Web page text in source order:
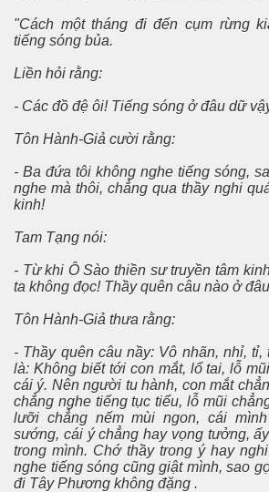
"Cách một tháng đi đến cụm rừng
tiếng sóng bủa.
Liền hỏi rằng:
- Các đồ đệ ôi! Tiếng sóng ở đâu dữ
Tôn Hành-Giả cười rằng:
- Ba đứa tôi không nghe tiếng sóng,
nghe mà thôi, chẳng qua thầy nghi
kinh!
Tam Tạng nói:
- Từ khi Ô Sào thiền sư truyền tâm
ta không đọc! Thầy quên câu nào ở
Tôn Hành-Giả thưa rằng:
- Thầy quên câu nầy: Vô nhãn, nhỉ, tỉ,
là: Không biết tới con mắt, lổ tai, lỗ
cái ý. Nên người tu hành, con mắt
chẳng nghe tiếng tục tiểu, lỗ mũi
lưỡi chẳng nếm mùi ngon, cái
sướng, cái ý chẳng hay vọng tưởng,
trong mình. Chớ thầy trong ý hay
nghe tiếng sóng cũng giật mình, sao
đi Tây Phương không đặng .